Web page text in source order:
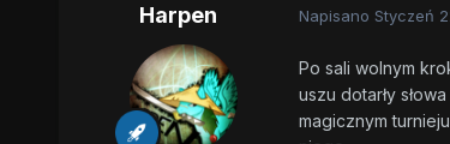
Harpen Napisano Styczeń
Po sali wolnym
uszu dotarły
magicznym